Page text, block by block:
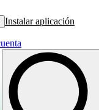
Instalar aplicación